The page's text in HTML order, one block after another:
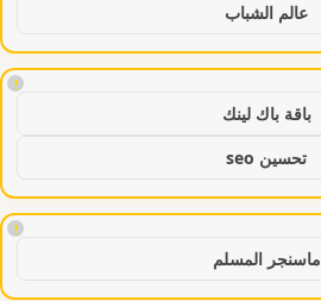
عالم الشباب
!
باقة باك لينك
تحسين seo
!
ماسنجر المسلم